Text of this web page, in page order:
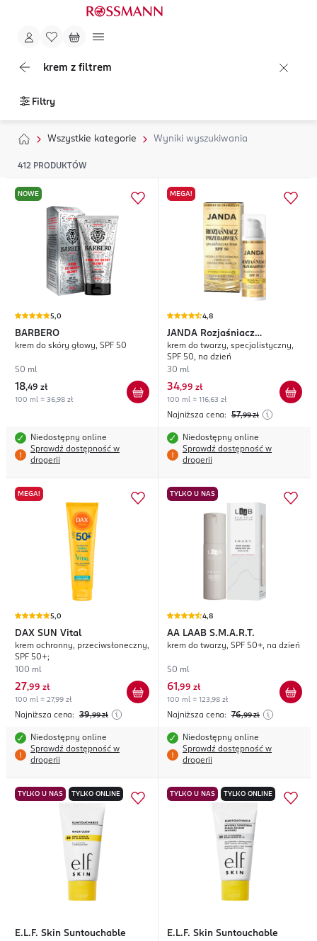
krem z filtrem
Filtry
Wszystkie kategorie Wyniki wyszukiwania
412 PRODUKTÓW
NOWE
5,0
BARBERO
krem do skóry głowy, SPF 50
50 ml
18,49 zł
100 ml = 36,98 zł
Niedostępny online
Sprawdź dostępność w
drogerii
MEGA!
4,8
JANDA Rozjaśniacz
Przebarwień
krem do twarzy, specjalistyczny,
SPF 50, na dzień
30 ml
34,99 zł
100 ml = 116,63 zł
Najniższa cena: 57,99 zł
Niedostępny online
Sprawdź dostępność w
drogerii
MEGA!
5,0
DAX SUN Vital
krem ochronny, przeciwsłoneczny,
SPF 50+;
100 ml
27,99 zł
100 ml = 27,99 zł
Najniższa cena: 39,99 zł
Niedostępny online
Sprawdź dostępność w
drogerii
TYLKO U NAS
4,8
AA LAAB S.M.A.R.T.
krem do twarzy, SPF 50+, na dzień
50 ml
61 ,99 zł
100 ml = 123,98 zł
Najniższa cena: 76,99 zł
Niedostępny online
Sprawdź dostępność w
drogerii
TYLKO U NAS TYLKO ONLINE
E.L.F. Skin Suntouchable
TYLKO U NAS TYLKO ONLINE
E.L.F. Skin Suntouchable